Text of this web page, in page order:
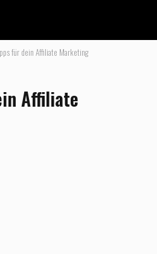
für dein Affiliate Marketing
Affiliate